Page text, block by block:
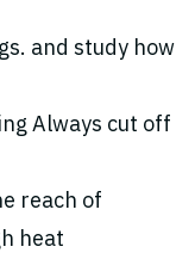
and study how
Always cut off
reach of
heat